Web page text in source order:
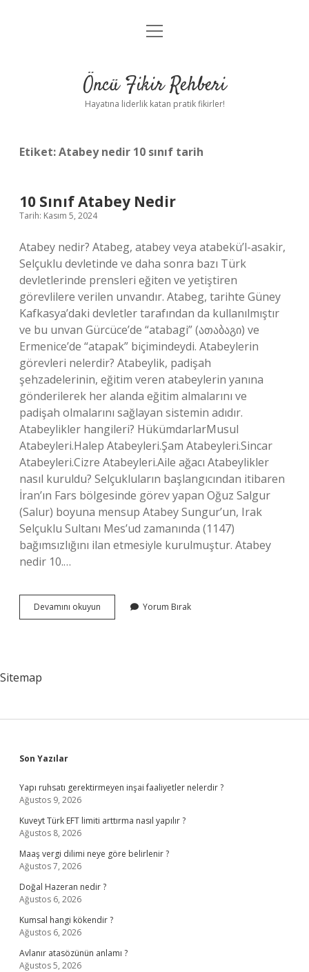
Anasayfa
Yasal Uyarı
menüyü
Öncü Fikir Rehberi
Hayatına liderlik katan pratik fikirler!
Etiket:Atabey nedir 10 sınıf tarih
10 Sınıf Atabey Nedir
Tarih: Kasım 5, 2024
Atabey nedir? Atabeg, atabey veya atabekü’l-asakir,
Selçuklu devletinde ve daha sonra bazı Türk
devletlerinde prensleri eğiten ve yetiştiren
görevlilere verilen unvandır. Atabeg, tarihte Güney
Kafkasya’daki devletler tarafından da kullanılmıştır
ve bu unvan Gürcüce’de “atabagi” (ათაბაგი) ve
Ermenice’de “atapak” biçimindeydi. Atabeylerin
görevleri nelerdir? Atabeylik, padişah
şehzadelerinin, eğitim veren atabeylerin yanına
gönderilerek her alanda eğitim almalarını ve
padişah olmalarını sağlayan sistemin adıdır.
Atabeylikler hangileri? HükümdarlarMusul
Atabeyleri.Halep Atabeyleri.Şam Atabeyleri.Sincar
Atabeyleri.Cizre Atabeyleri.Aile ağacı Atabeylikler
nasıl kuruldu? Selçukluların başlangıcından itibaren
İran’ın Fars bölgesinde görev yapan Oğuz Salgur
(Salur) boyuna mensup Atabey Sungur’un, Irak
Selçuklu Sultanı Mes’ud zamanında (1147)
bağımsızlığını ilan etmesiyle kurulmuştur. Atabey
nedir 10.…
Devamını okuyun
Sınıf
Yorum Bırak
Sitemap
Sidebar
Son Yazılar
Yapı ruhsatı gerektirmeyen inşai faaliyetler nelerdir ?
Ağustos 9, 2026
Kuveyt Türk EFT limiti arttırma nasıl yapılır ?
Ağustos 8, 2026
Maaş vergi dilimi neye göre belirlenir ?
Ağustos 7, 2026
Doğal Hazeran nedir ?
Ağustos 6, 2026
Kumsal hangi kökendir ?
Ağustos 6, 2026
Avlanır atasözünün anlamı ?
Ağustos 5, 2026